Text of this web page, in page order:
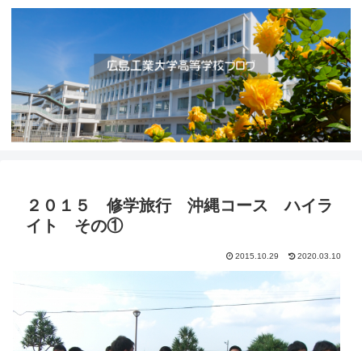
２０１５ 修学旅行 沖縄コース ハイラ
イト その①
2015.10.29 2020.03.10